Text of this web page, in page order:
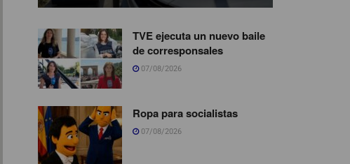
TVE ejecuta un nuevo baile
de corresponsales
07/08/2026
Ropa para socialistas
07/08/2026